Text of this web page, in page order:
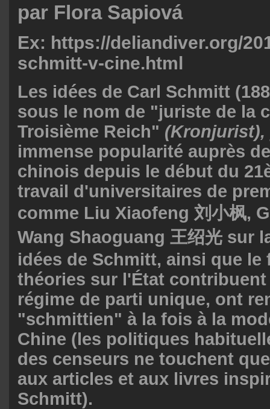
par Flora Sapiová
Ex: https://deliandiver.org/
schmitt-v-cine.html
Les idées de Carl Schmitt
sous le nom de "juriste de la
Troisième Reich" (Kronjurist),
immense popularité auprès
chinois depuis le début du
travail d'universitaires de
comme Liu Xiaofeng 刘小枫,
Wang Shaoguang 王绍光 sur
idées de Schmitt, ainsi que le
théories sur l'État
régime de parti unique, ont
"schmittien" à la fois à la
Chine (les politiques
des censeurs ne touchent
aux articles et aux livres
Schmitt).